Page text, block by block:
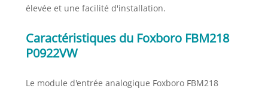
élevée et une facilité d'installation.
Caractéristiques du Foxboro FBM218
P0922VW
Le module d'entrée analogique Foxboro FBM218